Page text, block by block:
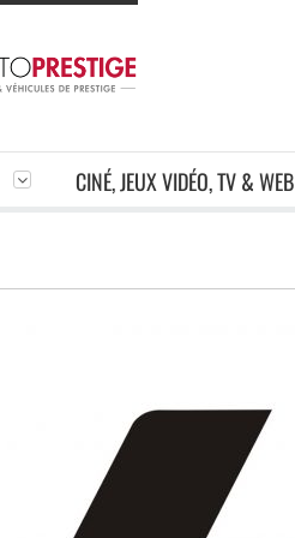
CINÉ, JEUX VIDÉO, TV & WEB